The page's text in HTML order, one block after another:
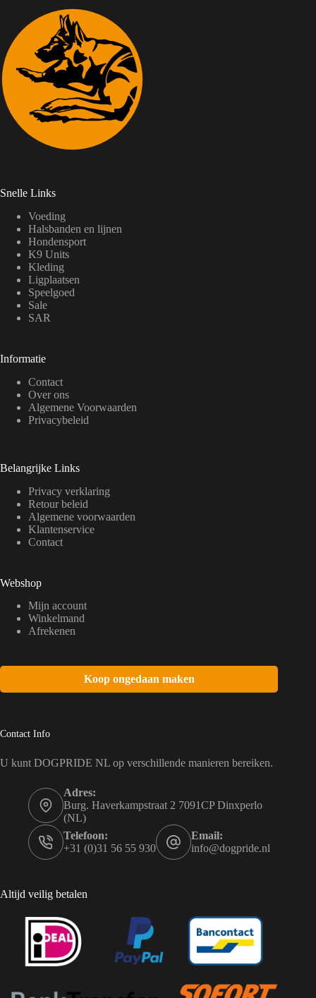
Snelle Links
Voeding
Halsbanden en lijnen
Hondensport
K9 Units
Kleding
Ligplaatsen
Speelgoed
Sale
SAR
Informatie
Contact
Over ons
Algemene Voorwaarden
Privacybeleid
Belangrijke Links
Privacy verklaring
Retour beleid
Algemene voorwaarden
Klantenservice
Contact
Webshop
Mijn account
Winkelmand
Afrekenen
Koop ongedaan maken
Contact Info
U kunt DOGPRIDE NL op verschillende manieren bereiken.
Adres:
Burg. Haverkampstraat 2 7091CP Dinxperlo
(NL)
Telefoon:
+31 (0)31 56 55 930
Email:
info@dogpride.nl
Altijd veilig betalen